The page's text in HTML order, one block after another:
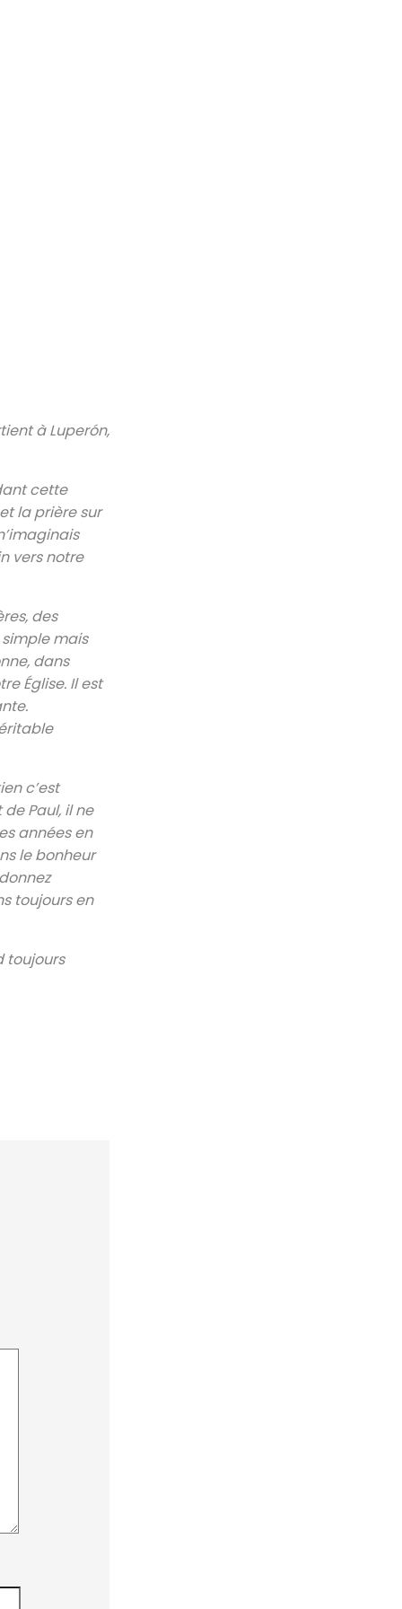
à Luperón,
cette
la prière sur
vers notre
des
mais
dans
Église. Il est
c’est
Paul, il ne
années en
le bonheur
toujours en
toujours